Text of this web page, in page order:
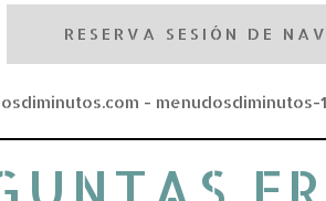
RESERVA SESIÓN DE